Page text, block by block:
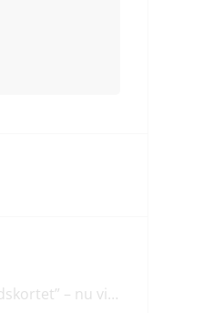
En tredjedel använder ”fritidskortet” – nu vill regeringen utveckla det